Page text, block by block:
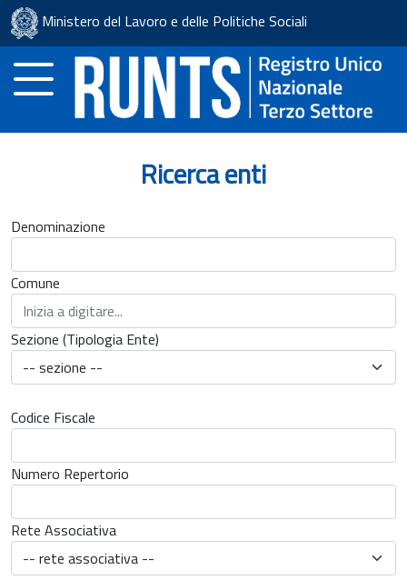
IT
Scopri il RUNTS
News
Normativa
Manuali
utente
FAQ
Accedi al registro
Lista
enti
Ministero del Lavoro e delle Politiche Sociali
Ricerca enti
Denominazione
Comune
Sezione (Tipologia Ente)
Codice Fiscale
Numero Repertorio
Rete Associativa